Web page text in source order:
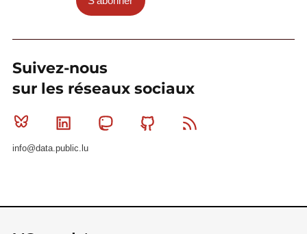
Suivez-nous
sur les réseaux sociaux
Bluesky Linkedin MastodonGithub
info@data.public.lu